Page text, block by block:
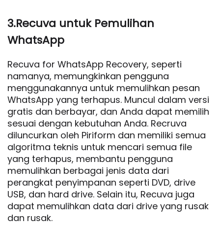
3.Recuva untuk Pemulihan
WhatsApp
Recuva for WhatsApp Recovery, seperti
namanya, memungkinkan pengguna
menggunakannya untuk memulihkan pesan
WhatsApp yang terhapus. Muncul dalam versi
gratis dan berbayar, dan Anda dapat memilih
sesuai dengan kebutuhan Anda. Recruva
diluncurkan oleh Piriform dan memiliki semua
algoritma teknis untuk mencari semua file
yang terhapus, membantu pengguna
memulihkan berbagai jenis data dari
perangkat penyimpanan seperti DVD, drive
USB, dan hard drive. Selain itu, Recuva juga
dapat memulihkan data dari drive yang rusak
dan rusak.